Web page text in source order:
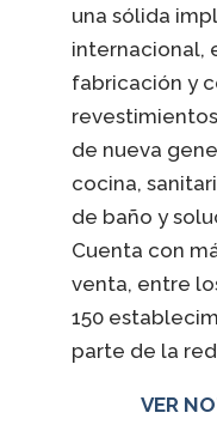
una sólida
internacional,
fabricación y
de nueva
cocina,
de baño y
Cuenta con
venta, entre
150
parte de la
VER